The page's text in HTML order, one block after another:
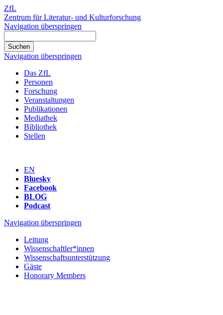
ZfL
Zentrum für Literatur- und Kulturforschung
Navigation überspringen
Navigation überspringen
Das ZfL
Personen
Forschung
Veranstaltungen
Publikationen
Mediathek
Bibliothek
Stellen
EN
Bluesky
Facebook
BLOG
Podcast
Navigation überspringen
Leitung
Wissenschaftler*innen
Wissenschaftsunterstützung
Gäste
Honorary Members